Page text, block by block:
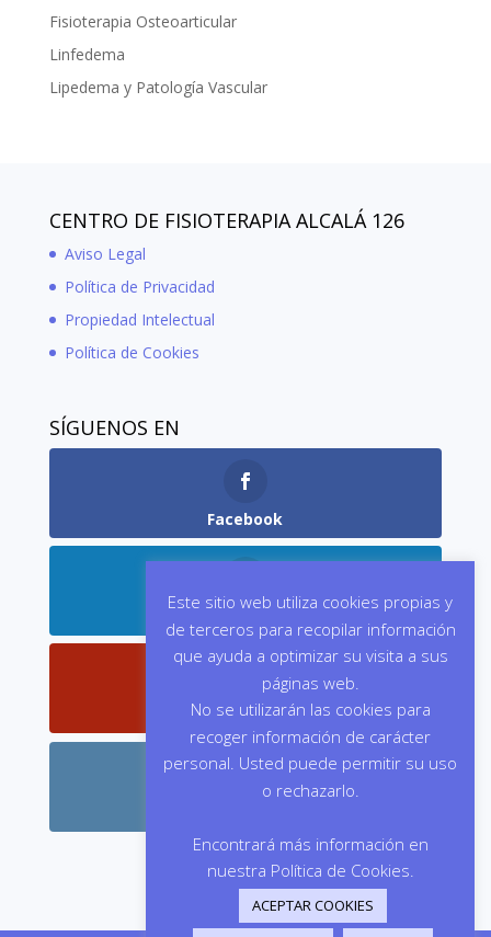
Fisioterapia Osteoarticular
Linfedema
Lipedema y Patología Vascular
CENTRO DE FISIOTERAPIA ALCALÁ 126
Aviso Legal
Política de Privacidad
Propiedad Intelectual
Política de Cookies
SÍGUENOS EN
Facebook
YouTube
Este sitio web utiliza cookies propias y
de terceros para recopilar información
que ayuda a optimizar su visita a sus
páginas web.
No se utilizarán las cookies para
recoger información de carácter
personal. Usted puede permitir su uso
o rechazarlo.
Encontrará más información en
nuestra Política de Cookies.
ACEPTAR COOKIES